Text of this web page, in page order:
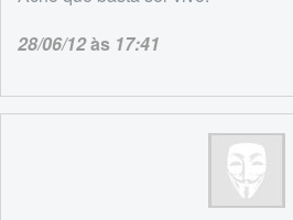
28/06/12às 17:41